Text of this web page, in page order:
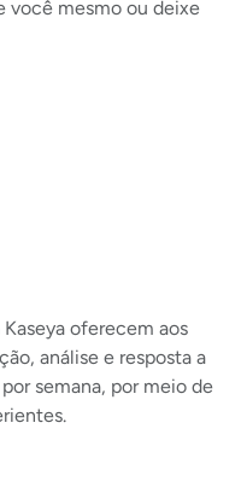
você mesmo ou deixe
oferecem aos
análise e resposta a
semana, por meio de